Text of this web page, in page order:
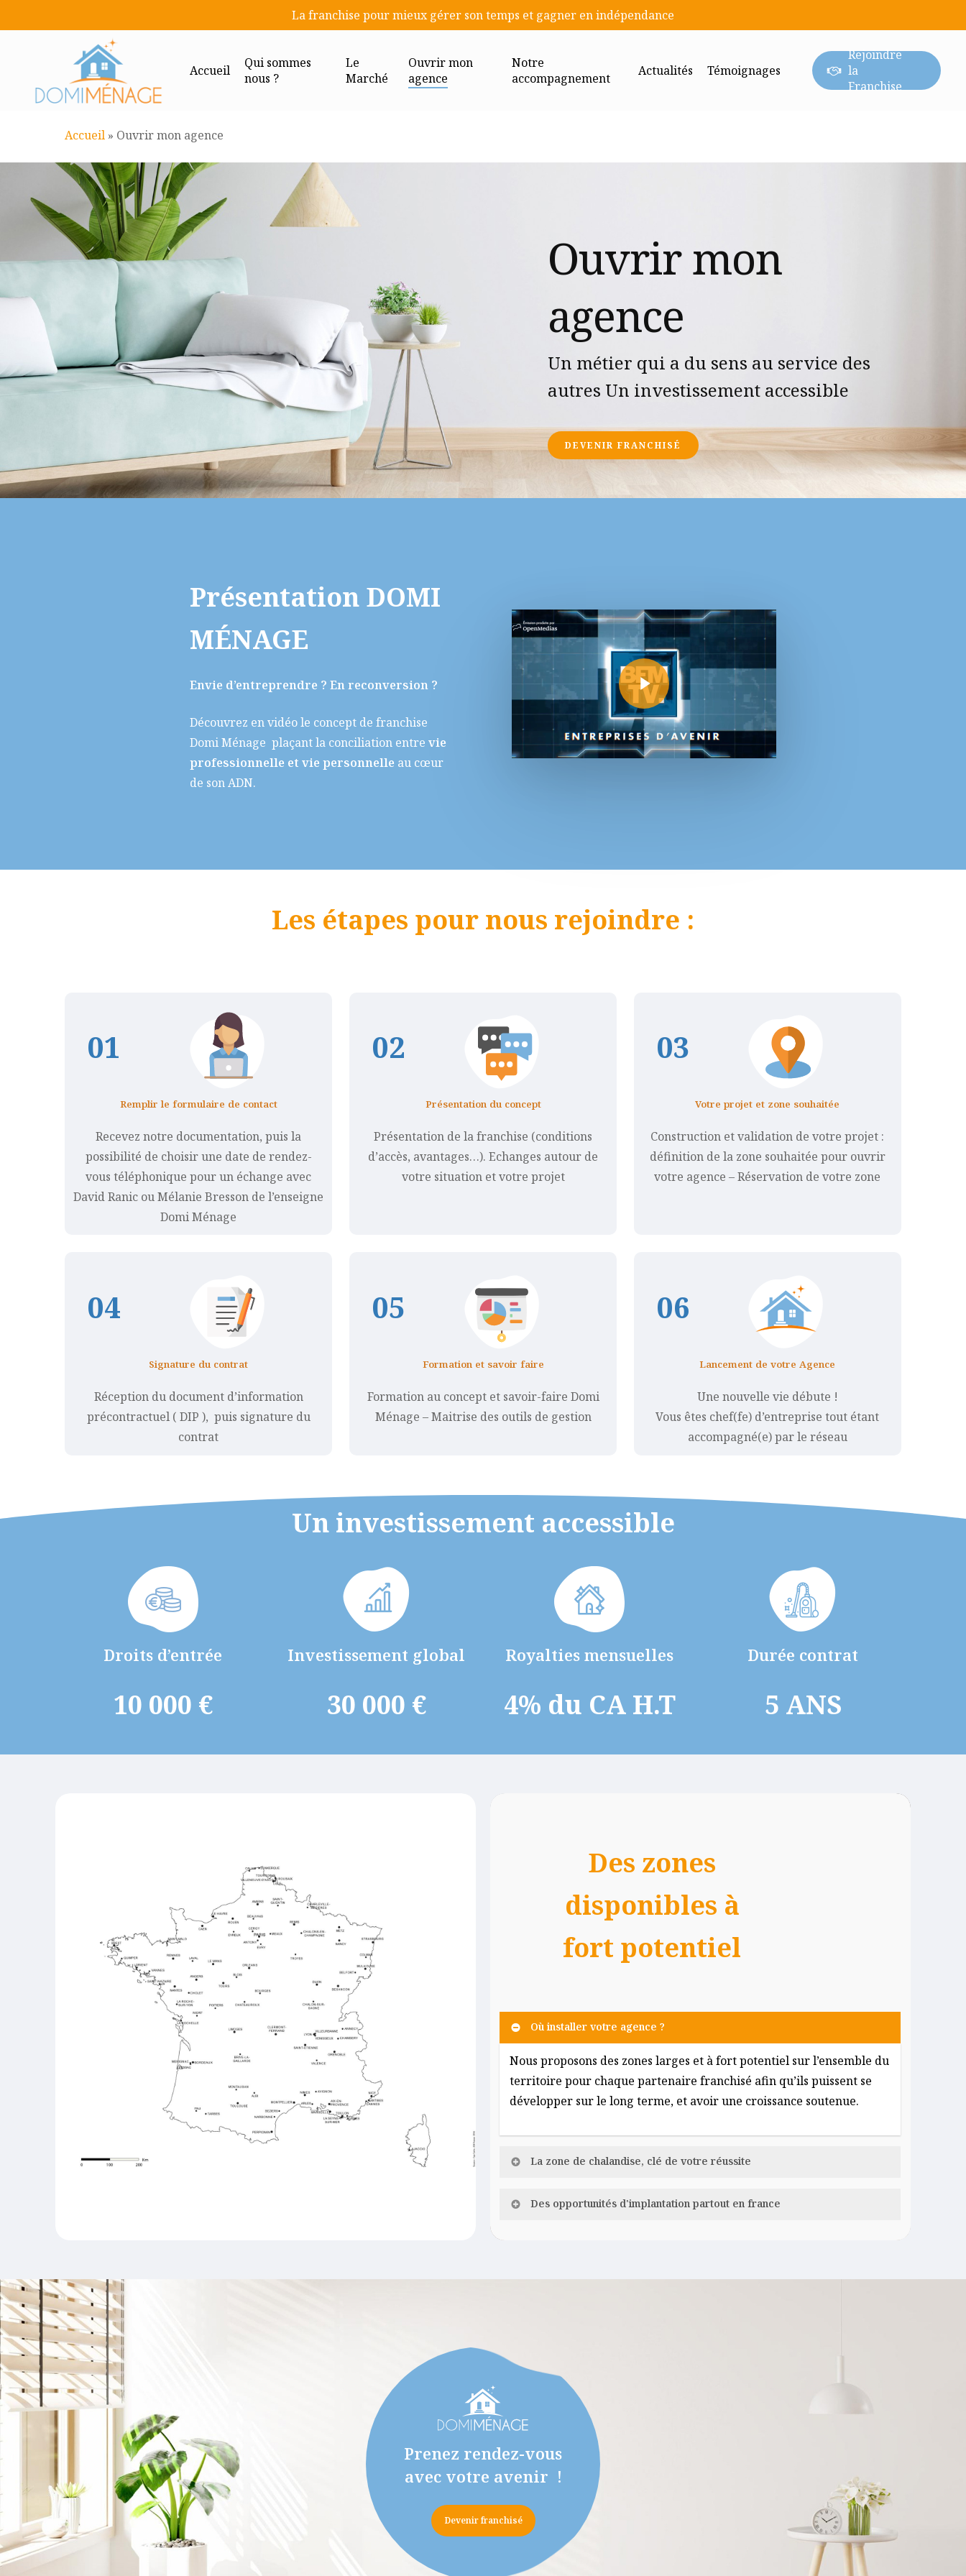
to
La franchise pour mieux gérer son temps et gagner en indépendance
Accueil
Qui sommes
nous ?
Le
Marché
Ouvrir mon
agence
Notre
accompagnement
Actualités Témoignages
Rejoindre
la
Franchise
Accueil » Ouvrir mon agence
Ouvrir mon
agence
Un métier qui a du sens au service des
autres Un investissement accessible
DEVENIR FRANCHISÉ
Présentation DOMI
MÉNAGE
Envie d’entreprendre ? En reconversion ?
Découvrez en vidéo le concept de franchise
Domi Ménage plaçant la conciliation entre vie
professionnelle et vie personnelle au cœur
de son ADN.
Play Video
Les étapes pour nous rejoindre :
01
Remplir le formulaire de contact
Recevez notre documentation, puis la
possibilité de choisir une date de rendez-
vous téléphonique pour un échange avec
David Ranic ou Mélanie Bresson de l’enseigne
Domi Ménage
02
Présentation du concept
Présentation de la franchise (conditions
d’accès, avantages…). Echanges autour de
votre situation et votre projet
03
Votre projet et zone souhaitée
Construction et validation de votre projet :
définition de la zone souhaitée pour ouvrir
votre agence – Réservation de votre zone
04
Signature du contrat
Réception du document d’information
précontractuel ( DIP ), puis signature du
contrat
05
Formation et savoir faire
Formation au concept et savoir-faire Domi
Ménage – Maitrise des outils de gestion
06
Lancement de votre Agence
Une nouvelle vie débute !
Vous êtes chef(fe) d’entreprise tout étant
accompagné(e) par le réseau
Un investissement accessible
Droits d’entrée
10 000 €
Investissement global
30 000 €
Royalties mensuelles
4% du CA H.T
Durée contrat
5 ANS
Des zones
disponibles à
fort potentiel
Où installer votre agence ?
Nous proposons des zones larges et à fort potentiel sur l’ensemble du
territoire pour chaque partenaire franchisé afin qu’ils puissent se
développer sur le long terme, et avoir une croissance soutenue.
La zone de chalandise, clé de votre réussite
Des opportunités d'implantation partout en france
personne Domi Ménage.
Prenez rendez-vous
avec votre avenir !
Devenir franchisé